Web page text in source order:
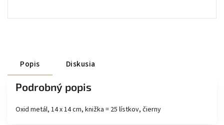
Popis Diskusia
Podrobný popis
Oxid metál, 14 x 14 cm, knižka = 25 lístkov, čierny